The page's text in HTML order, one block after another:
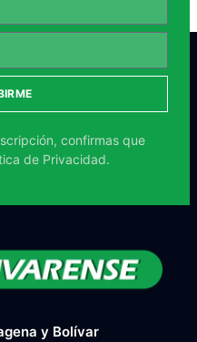
confirmas que
de Privacidad.
y Bolívar